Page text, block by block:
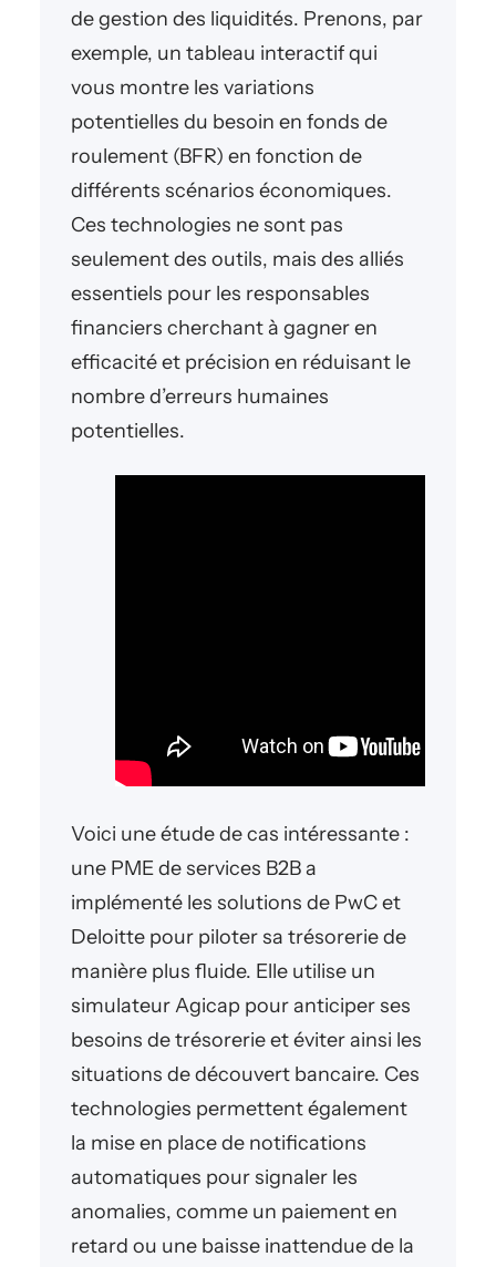
de gestion des liquidités. Prenons, par
exemple, un tableau interactif qui
vous montre les variations
potentielles du besoin en fonds de
roulement (BFR) en fonction de
différents scénarios économiques.
Ces technologies ne sont pas
seulement des outils, mais des alliés
essentiels pour les responsables
financiers cherchant à gagner en
efficacité et précision en réduisant le
nombre d’erreurs humaines
potentielles.
Voici une étude de cas intéressante :
une PME de services B2B a
implémenté les solutions de PwC et
Deloitte pour piloter sa trésorerie de
manière plus fluide. Elle utilise un
simulateur Agicap pour anticiper ses
besoins de trésorerie et éviter ainsi les
situations de découvert bancaire. Ces
technologies permettent également
la mise en place de notifications
automatiques pour signaler les
anomalies, comme un paiement en
retard ou une baisse inattendue de la